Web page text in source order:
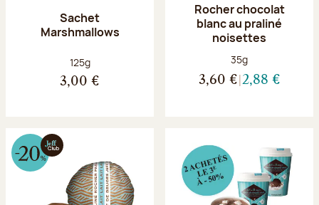
Sachet
Marshmallows
Poids net :
125g
3,00 €
Rocher chocolat
blanc au praliné
noisettes
Poids net :
35g
3,60 € 2,88 €